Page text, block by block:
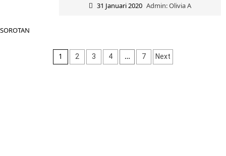
31 Januari 2020 Admin: Olivia A
SOROTAN
Navigasi
1 2 3 4 … 7 Next